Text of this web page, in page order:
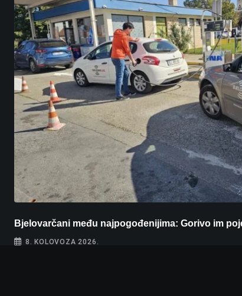
Bjelovarčani među najpogođenijima: Gorivo im
8. KOLOVOZA 2026.